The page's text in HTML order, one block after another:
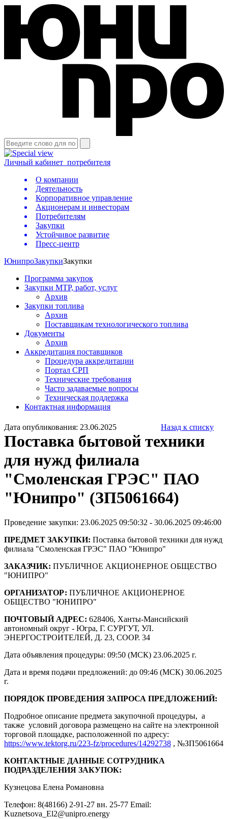
Личный кабинет потребителя
О компании
Деятельность
Корпоративное управление
Акционерам и инвесторам
Потребителям
Закупки
Устойчивое развитие
Пресс-центр
ЮнипроЗакупкиЗакупки
Программа закупок
Закупки МТР, работ, услуг
Архив
Закупки топлива
Архив
Поставщикам технологического топлива
Документы
Архив
Аккредитация поставщиков
Процедура аккредитации
Портал СРП
Технические требования
Часто задаваемые вопросы
Техническая поддержка
Контактная информация
Дата опубликования: 23.06.2025 Назад к списку
Поставка бытовой техники
для нужд филиала
"Смоленская ГРЭС" ПАО
"Юнипро" (ЗП5061664)
Проведение закупки: 23.06.2025 09:50:32 - 30.06.2025 09:46:00
ПРЕДМЕТ ЗАКУПКИ: Поставка бытовой техники для нужд
филиала "Смоленская ГРЭС" ПАО "Юнипро"
ЗАКАЗЧИК: ПУБЛИЧНОЕ АКЦИОНЕРНОЕ ОБЩЕСТВО
"ЮНИПРО"
ОРГАНИЗАТОР: ПУБЛИЧНОЕ АКЦИОНЕРНОЕ
ОБЩЕСТВО "ЮНИПРО"
ПОЧТОВЫЙ АДРЕС: 628406, Ханты-Мансийский
автономный округ - Югра, Г. СУРГУТ, УЛ.
ЭНЕРГОСТРОИТЕЛЕЙ, Д. 23, СООР. 34
Дата объявления процедуры: 09:50 (МСК) 23.06.2025 г.
Дата и время подачи предложений: до 09:46 (МСК) 30.06.2025
г.
ПОРЯДОК ПРОВЕДЕНИЯ ЗАПРОСА ПРЕДЛОЖЕНИЙ:
Подробное описание предмета закупочной процедуры, а
также условий договора размещено на сайте на электронной
торговой площадке, расположенной по адресу:
https://www.tektorg.ru/223-fz/procedures/14292738 , №ЗП5061664
КОНТАКТНЫЕ ДАННЫЕ СОТРУДНИКА
ПОДРАЗДЕЛЕНИЯ ЗАКУПОК:
Кузнецова Елена Романовна
Телефон: 8(48166) 2-91-27 вн. 25-77 Email:
Kuznetsova_El2@unipro.energy